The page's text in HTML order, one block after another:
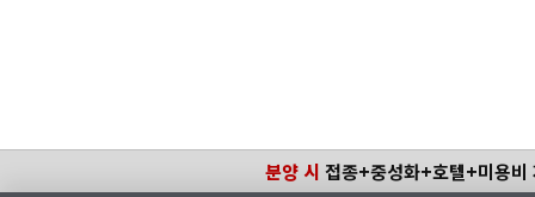
분양 시 접종+중성화+호텔+미용비